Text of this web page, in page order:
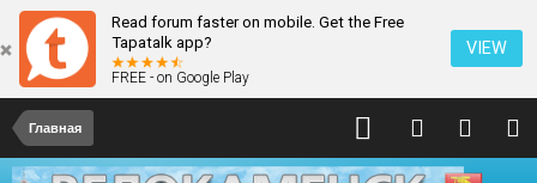
Read forum faster on mobile. Get the Free
Tapatalk app?
FREE - on Google Play
VIEW
Главная